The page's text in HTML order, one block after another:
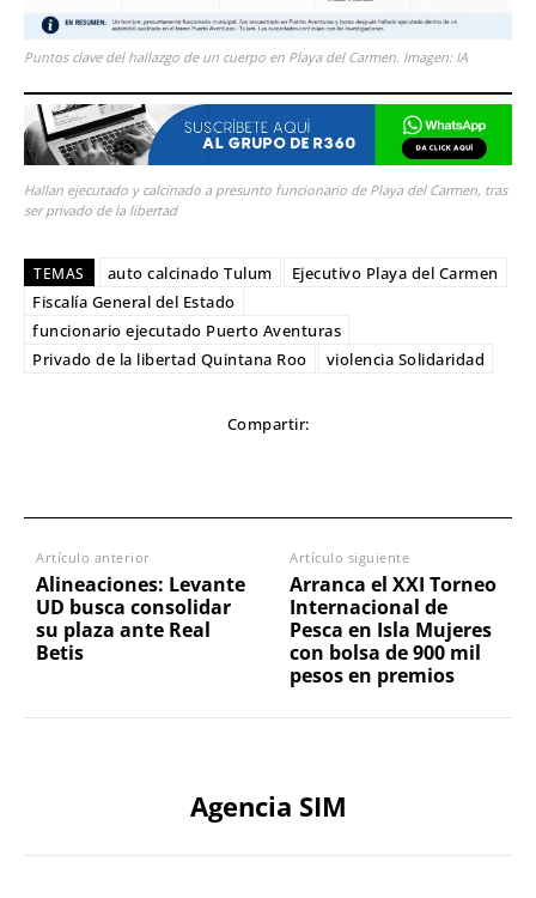
Puntos clave del hallazgo de un cuerpo en Playa del Carmen. Imagen: IA
Hallan ejecutado y calcinado a presunto funcionario de Playa del Carmen, tras
ser privado de la libertad
TEMAS auto calcinado Tulum
Ejecutivo Playa del Carmen
Fiscalía General del Estado
funcionario ejecutado Puerto Aventuras
Privado de la libertad Quintana Roo
violencia Solidaridad
Compartir:
Artículo anterior
Alineaciones: Levante
UD busca consolidar
su plaza ante Real
Betis
Artículo siguiente
Arranca el XXI Torneo
Internacional de
Pesca en Isla Mujeres
con bolsa de 900 mil
pesos en premios
Agencia SIM